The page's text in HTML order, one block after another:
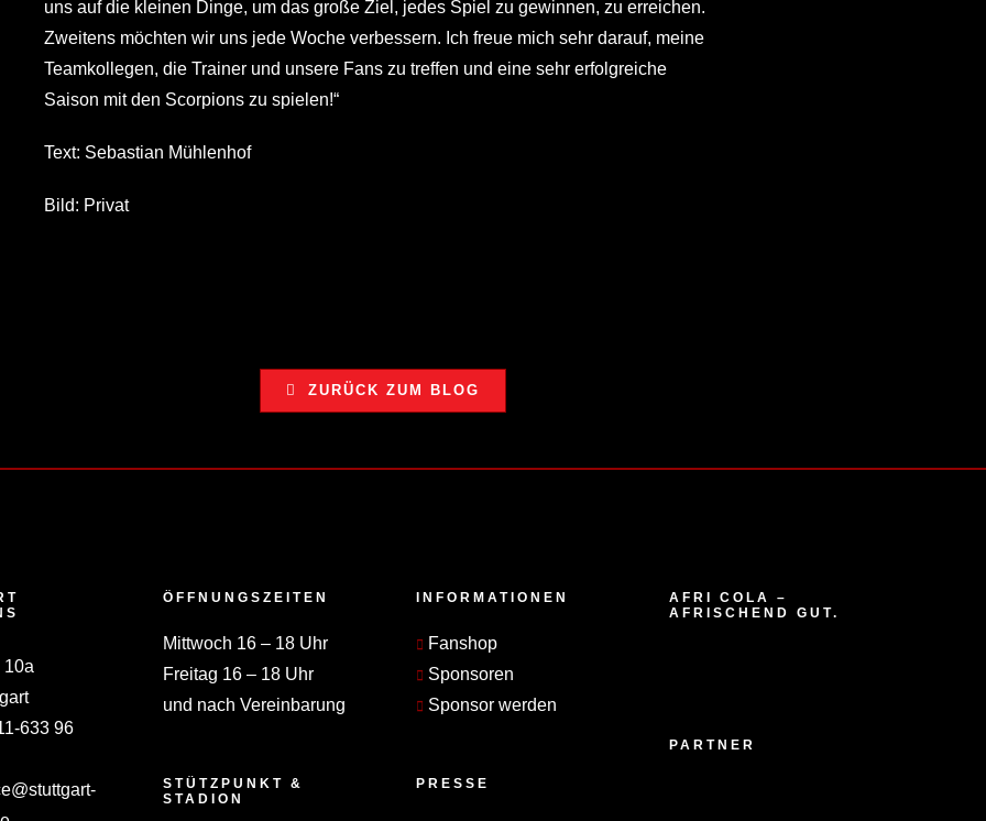
uns auf die kleinen Dinge, um das große Ziel, jedes Spiel zu gewinnen, zu erreichen.
Zweitens möchten wir uns jede Woche verbessern. Ich freue mich sehr darauf, meine
Teamkollegen, die Trainer und unsere Fans zu treffen und eine sehr erfolgreiche
Saison mit den Scorpions zu spielen!“
Text: Sebastian Mühlenhof
Bild: Privat
ZURÜCK ZUM BLOG
10a
633 96
ÖFFNUNGSZEITEN
Mittwoch 16 – 18 Uhr
Freitag 16 – 18 Uhr
und nach Vereinbarung
STÜTZPUNKT &
STADION
INFORMATIONEN
Fanshop
Sponsoren
Sponsor werden
PRESSE
AFRI COLA –
AFRISCHEND GUT.
PARTNER